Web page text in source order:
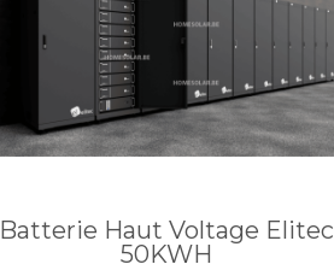
Batterie Haut Voltage Elitec
50KWH